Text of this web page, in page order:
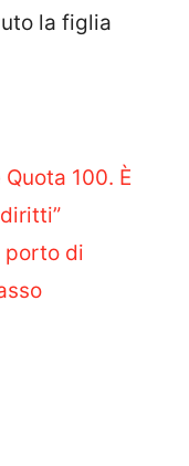
la figlia
100. È
porto di